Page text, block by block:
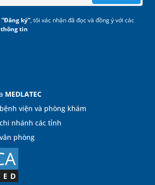
MEDLATEC
viện và phòng khám
nhánh các tỉnh
phòng
“Đăng ký”, tôi xác nhận đã đọc và đồng ý với các
thông tin